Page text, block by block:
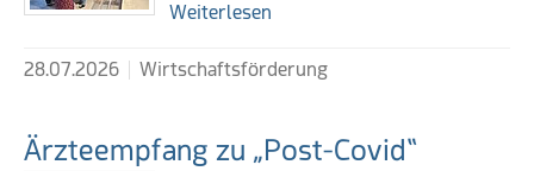
Weiterlesen
28.07.2026 Wirtschaftsförderung
Ärzteempfang zu „Post-Covid“